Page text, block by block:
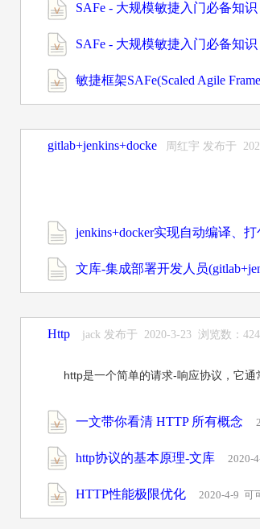
SAFe - 大规模敏捷入门必备知识
SAFe - 大规模敏捷入门必备知识
敏捷框架SAFe(Scaled Agile
gitlab+jenkins+docke 周红宇 发布于
jenkins+docker实现自动编译、
文库-集成部署开发人员
Http jack 发布于 2020-3-23 浏览数：
http是一个简单的请求-响应协议，它
一文带你看清 HTTP 所有概念
http协议的基本原理-文库 2020-
HTTP性能极限优化 2020-4-9 可